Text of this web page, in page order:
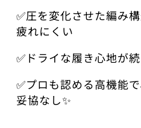
✅️圧を変化させた編み
疲れにくい
✅️ドライな履き心地が
✅️プロも認める高機能
妥協なし✨️